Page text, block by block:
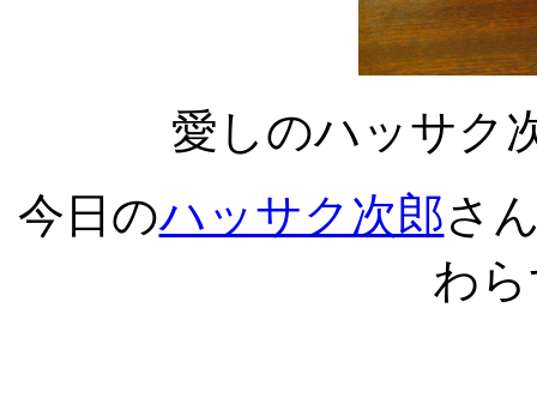
愛しのハッサク
今日のハッサク次郎さ
わ